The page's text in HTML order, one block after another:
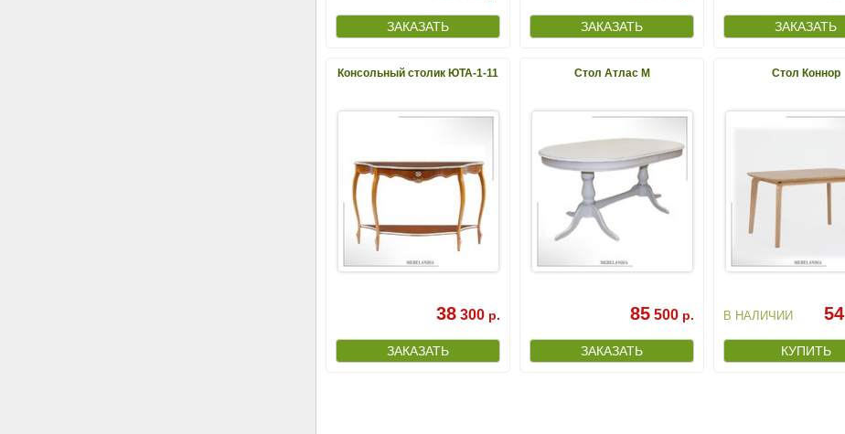
Консольный столик ЮТА-1-11
38 300 р.
Стол Атлас М
85 500 р.
Стол Коннор
В НАЛИЧИИ 54